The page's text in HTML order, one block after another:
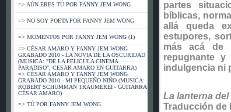
=> AÚN ERES TÚ POR FANNY JEM WONG
=> NO SOY POETA POR FANNY JEM WONG
=> MOMENTOS POR FANNY JEM WONG (1)
=> CÉSAR AMARO Y FANNY JEM WONG
GRABADO 2010 - LA NOVIA DE LA OSCURIDAD
(MUSICA: "DE LA PELICULA CINEMA
PARADISO", CESAR AMARO EN GUITARRA)
=> CÉSAR AMARO Y FANNY JEM WONG
GRABADO 2010 - MI PEQUEÑO NIÑO (MUSICA:
ROBERT SCHUMMAN TRÄUMEREI - GUITARRA
CÉSAR AMARO)
=> TÚ POR FANNY JEM WONG.
partes
bíblicas,
allá queda
estupores,
más acá de
repugnante
indulgencia ni
La lanterna
Traducción de